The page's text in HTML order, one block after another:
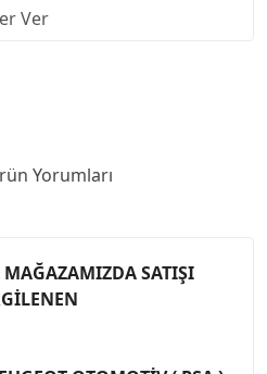
Ver
Yorumları
MAĞAZAMIZDA SATIŞI